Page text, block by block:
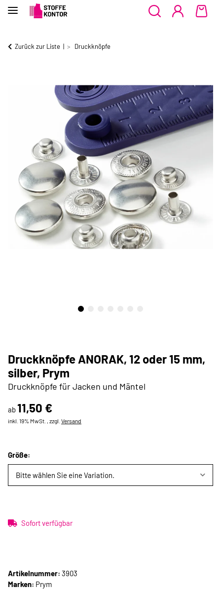
Zurück zur Liste Druckknöpfe
Druckknöpfe ANORAK, 12 oder 15 mm,
silber, Prym
Druckknöpfe für Jacken und Mäntel
ab11,50 €
inkl. 19% MwSt. , zzgl. Versand
Größe:
Bitte wählen Sie eine Variation.
Sofort verfügbar
Artikelnummer: 3903
Marken: Prym